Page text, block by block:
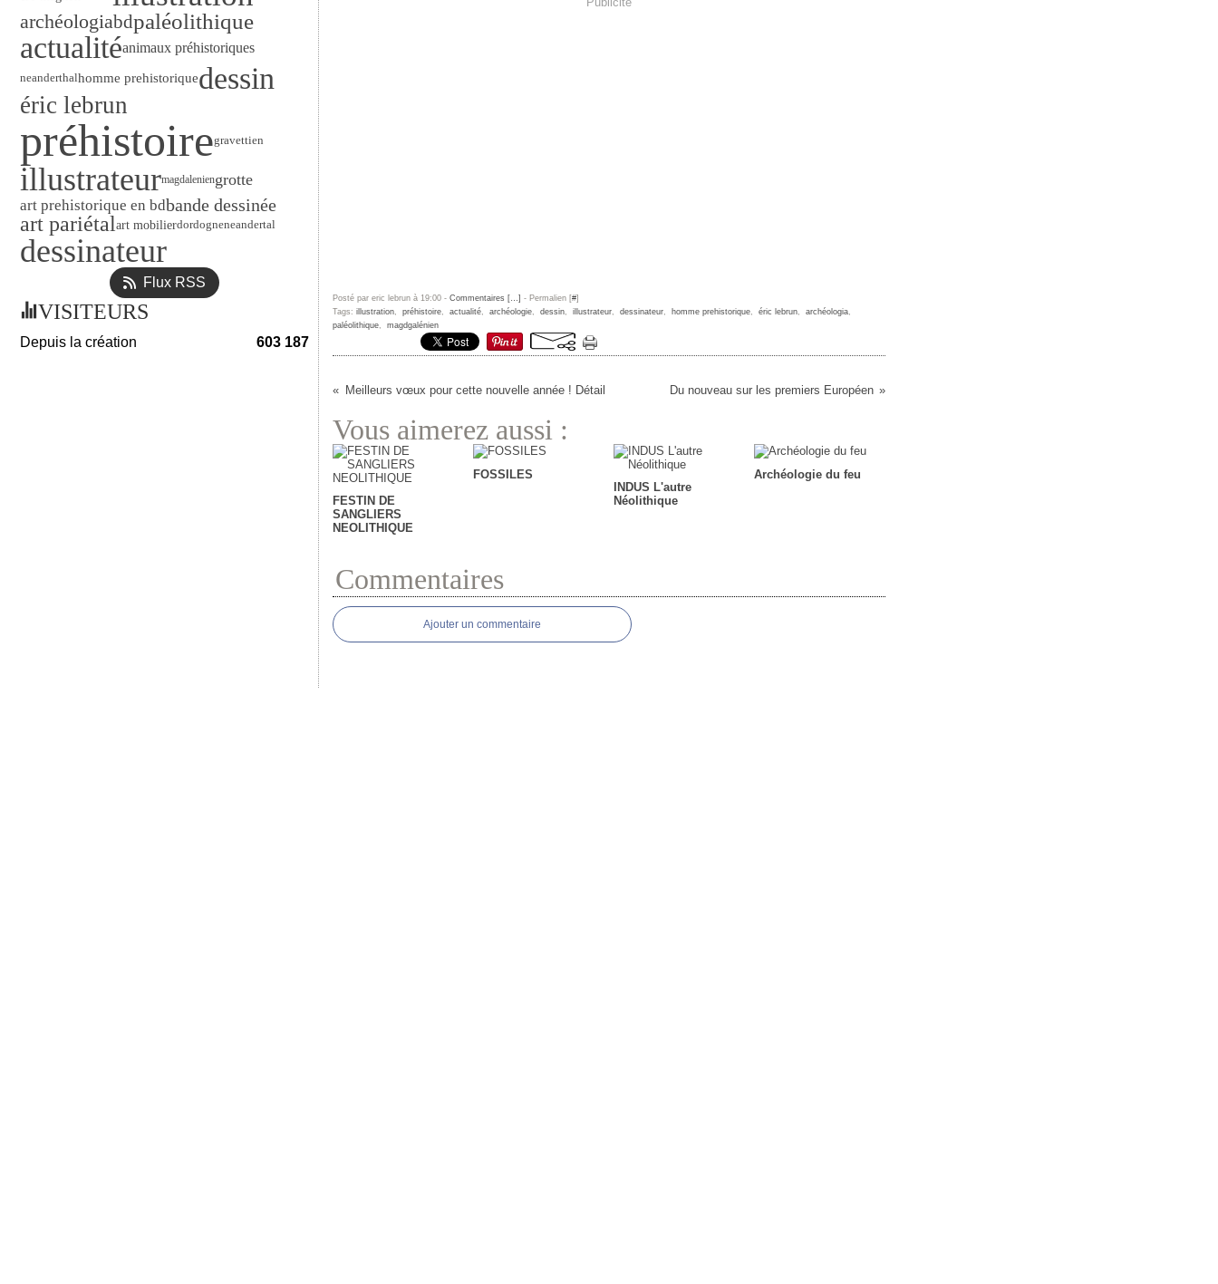
archéologiabdpaléolithique
actualitéanimaux préhistoriques
neanderthalhomme prehistoriquedessin
éric lebrun
préhistoiregravettien
illustrateurmagdaleniengrotte
art prehistorique en bdbande dessinée
art pariétalart mobilierdordogneneandertal
dessinateur
Flux RSS
VISITEURS
Depuis la création 603 187
Posté par eric lebrun à 19:00 - Commentaires […] - Permalien [#]
Tags: illustration, préhistoire, actualité, archéologie, dessin, illustrateur, dessinateur, homme prehistorique, éric lebrun, archéologia,
paléolithique, magdgalénien
Meilleurs vœux pour cette nouvelle année ! Détail Du nouveau sur les premiers Européen
Vous aimerez aussi :
FESTIN DE
SANGLIERS
NEOLITHIQUE
FOSSILES
INDUS L'autre
Néolithique
Archéologie du feu
Commentaires
Ajouter un commentaire